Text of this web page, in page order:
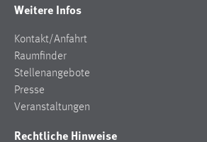
Weitere Infos
Kontakt/Anfahrt
Raumfinder
Stellenangebote
Presse
Veranstaltungen
Rechtliche Hinweise